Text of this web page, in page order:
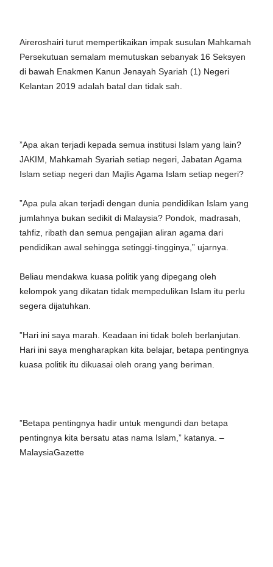
Aireroshairi turut mempertikaikan impak susulan Mahkamah
Persekutuan semalam memutuskan sebanyak 16 Seksyen
di bawah Enakmen Kanun Jenayah Syariah (1) Negeri
Kelantan 2019 adalah batal dan tidak sah.
”Apa akan terjadi kepada semua institusi Islam yang lain?
JAKIM, Mahkamah Syariah setiap negeri, Jabatan Agama
Islam setiap negeri dan Majlis Agama Islam setiap negeri?
”Apa pula akan terjadi dengan dunia pendidikan Islam yang
jumlahnya bukan sedikit di Malaysia? Pondok, madrasah,
tahfiz, ribath dan semua pengajian aliran agama dari
pendidikan awal sehingga setinggi-tingginya,” ujarnya.
Beliau mendakwa kuasa politik yang dipegang oleh
kelompok yang dikatan tidak mempedulikan Islam itu perlu
segera dijatuhkan.
”Hari ini saya marah. Keadaan ini tidak boleh berlanjutan.
Hari ini saya mengharapkan kita belajar, betapa pentingnya
kuasa politik itu dikuasai oleh orang yang beriman.
”Betapa pentingnya hadir untuk mengundi dan betapa
pentingnya kita bersatu atas nama Islam,” katanya. –
MalaysiaGazette